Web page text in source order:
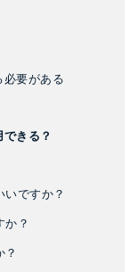
必要がある
きる？
ですか？
か？
？